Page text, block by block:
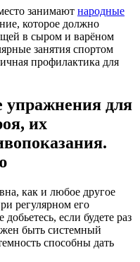
занимают народные
которое должно
в сыром и варёном
занятия спортом
профилактика для
упражнения для
их
как и любое другое
регулярном его
если будете раз
быть системный
способны дать